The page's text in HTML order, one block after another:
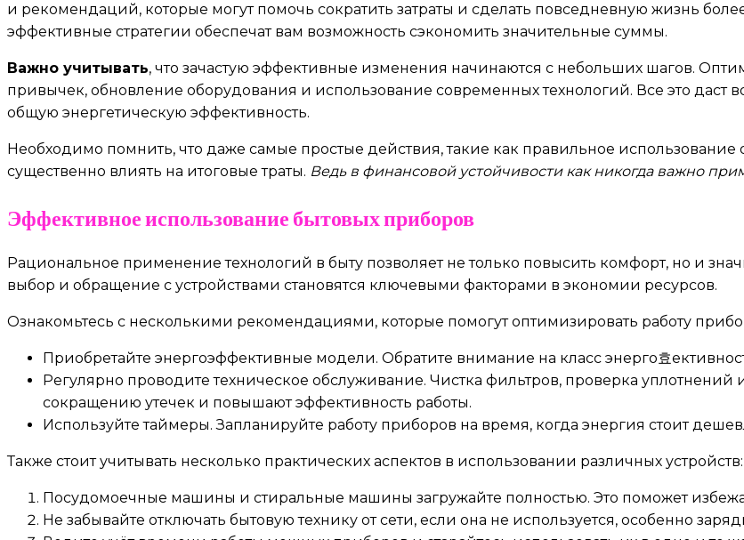
и рекомендаций, которые могут помочь сократить затраты и сделать повседневную жизнь
эффективные стратегии обеспечат вам возможность сэкономить значительные суммы.
Важно учитывать, что зачастую эффективные изменения начинаются с небольших шагов.
привычек, обновление оборудования и использование современных технологий. Все это даст
общую энергетическую эффективность.
Необходимо помнить, что даже самые простые действия, такие как правильное использование
существенно влиять на итоговые траты. Ведь в финансовой устойчивости как никогда важно
Эффективное использование бытовых приборов
Рациональное применение технологий в быту позволяет не только повысить комфорт, но и
выбор и обращение с устройствами становятся ключевыми факторами в экономии ресурсов.
Ознакомьтесь с несколькими рекомендациями, которые помогут оптимизировать работу
Приобретайте энергоэффективные модели. Обратите внимание на класс энерго효
Регулярно проводите техническое обслуживание. Чистка фильтров, проверка
сокращению утечек и повышают эффективность работы.
Используйте таймеры. Запланируйте работу приборов на время, когда энергия стоит
Также стоит учитывать несколько практических аспектов в использовании различных устройств:
Посудомоечные машины и стиральные машины загружайте полностью. Это поможет
Не забывайте отключать бытовую технику от сети, если она не используется, особенно